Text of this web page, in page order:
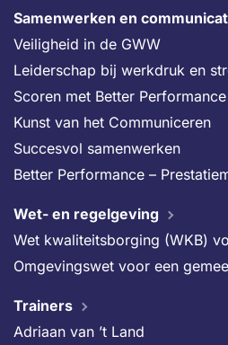
Samenwerken en
Veiligheid in de GWW
Leiderschap bij werkdruk en
Scoren met Better Performance
Kunst van het Communiceren
Succesvol samenwerken
Better Performance –
Wet- en regelgeving
Wet kwaliteitsborging (WKB)
Omgevingswet voor een
Trainers
Adriaan van ’t Land